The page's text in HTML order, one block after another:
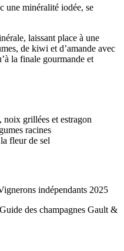
une minéralité iodée, se
laissant place à une
de kiwi et d’amande avec
la finale gourmande et
noix grillées et estragon
racines
fleur de sel
indépendants 2025
des champagnes Gault &